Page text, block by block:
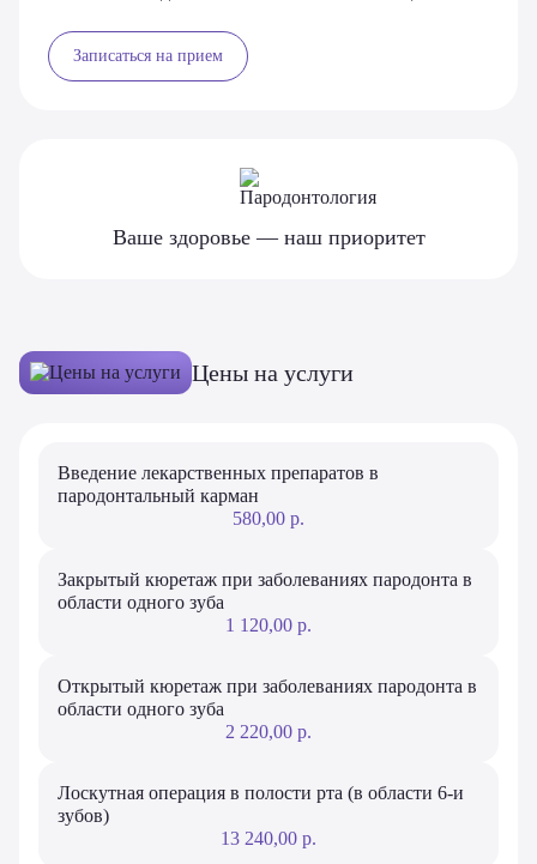
Ваше здоровье — наш приоритет
Записаться на прием
Цены на услуги
Введение лекарственных препаратов в
пародонтальный карман
580,00 р.
Закрытый кюретаж при заболеваниях пародонта в
области одного зуба
1 120,00 р.
Открытый кюретаж при заболеваниях пародонта в
области одного зуба
2 220,00 р.
Лоскутная операция в полости рта (в области 6-и
зубов)
13 240,00 р.